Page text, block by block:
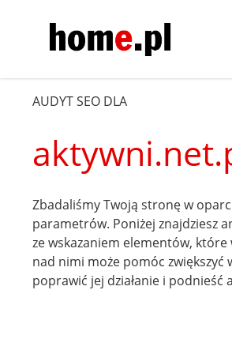
AUDYT SEO DLA
Zbadaliśmy Twoją stronę w
parametrów. Poniżej znajdziesz
ze wskazaniem elementów,
nad nimi może pomóc zwiększyć
poprawić jej działanie i podnieść